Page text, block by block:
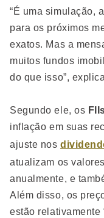
“É uma simulação,
para os próximos
exatos. Mas a
muitos fundos
do que isso”,
Segundo ele, os
inflação em suas
ajuste nos
atualizam os
anualmente, e
Além disso, os
estão relativamente